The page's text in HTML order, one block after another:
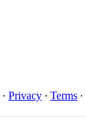
· Privacy ∙ Terms ∙